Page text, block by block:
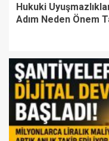
Hukuki
Adım Neden Önem